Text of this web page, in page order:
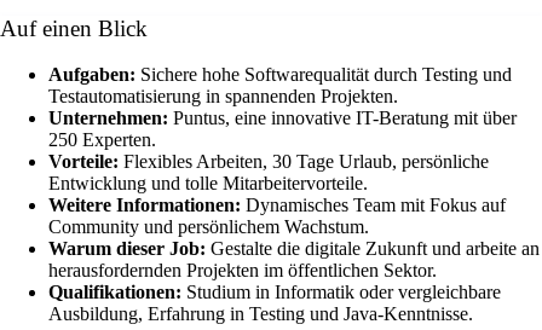
Auf einen Blick
Aufgaben: Sichere hohe Softwarequalität durch Testing und
Testautomatisierung in spannenden Projekten.
Unternehmen: Puntus, eine innovative IT-Beratung mit über
250 Experten.
Vorteile: Flexibles Arbeiten, 30 Tage Urlaub, persönliche
Entwicklung und tolle Mitarbeitervorteile.
Weitere Informationen: Dynamisches Team mit Fokus auf
Community und persönlichem Wachstum.
Warum dieser Job: Gestalte die digitale Zukunft und arbeite an
herausfordernden Projekten im öffentlichen Sektor.
Qualifikationen: Studium in Informatik oder vergleichbare
Ausbildung, Erfahrung in Testing und Java-Kenntnisse.